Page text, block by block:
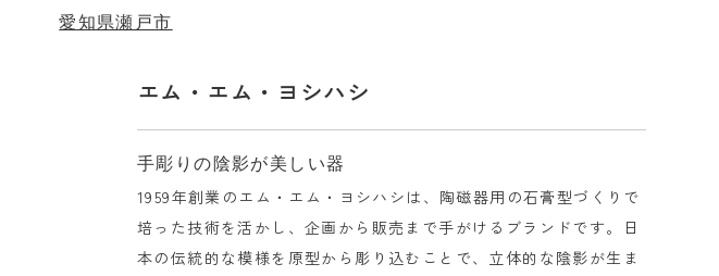
愛知県瀬戸市
エム・エム・ヨシハシ
手彫りの陰影が美しい器
1959年創業のエム・エム・ヨシハシは、陶磁器用の石膏型づくりで
培った技術を活かし、企画から販売まで手がけるブランドです。日
本の伝統的な模様を原型から彫り込むことで、立体的な陰影が生ま